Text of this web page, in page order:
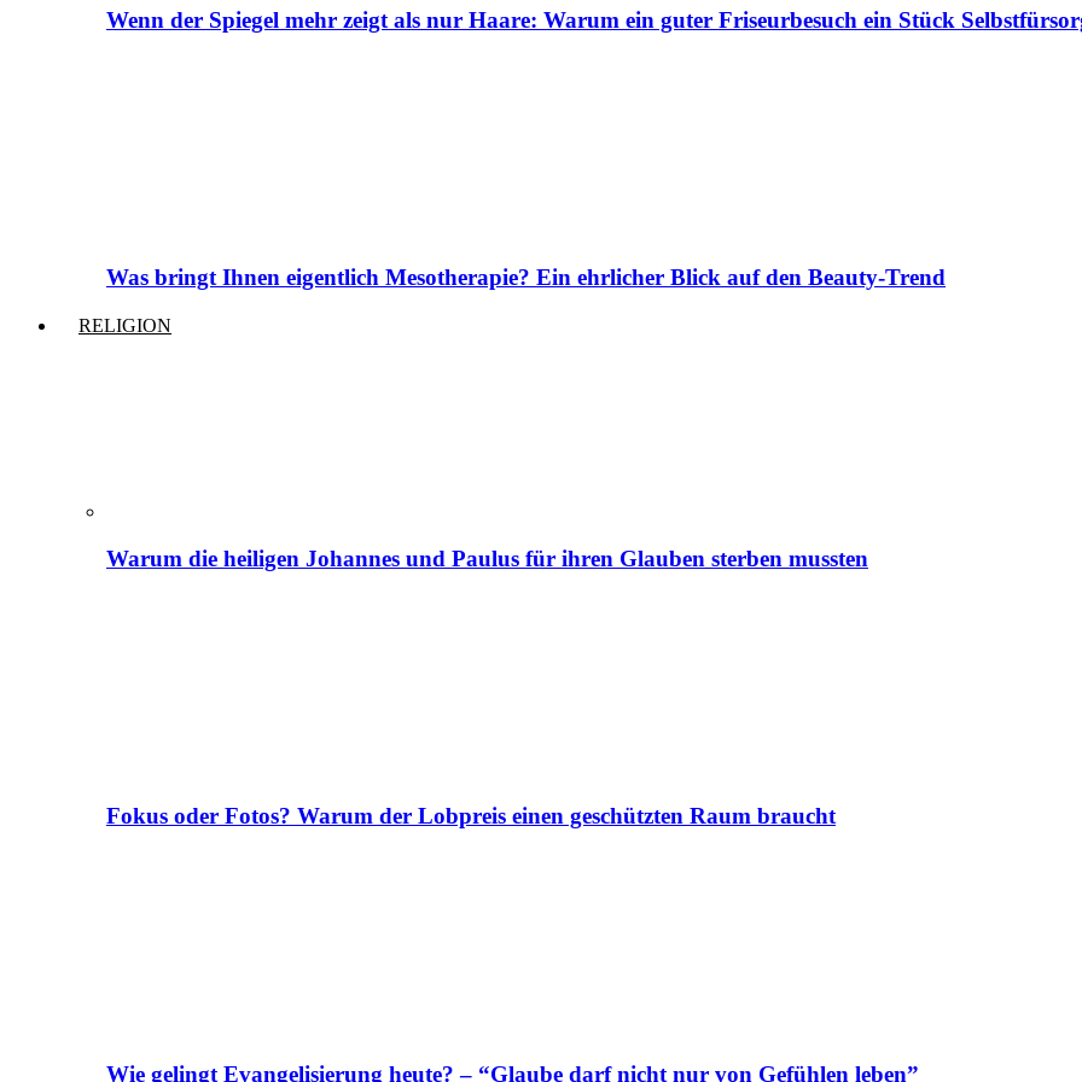
Wenn der Spiegel mehr zeigt als nur Haare: Warum ein guter Friseurbesuch ein Stück
Was bringt Ihnen eigentlich Mesotherapie? Ein ehrlicher Blick auf den Beauty-Trend
RELIGION
Warum die heiligen Johannes und Paulus für ihren Glauben sterben mussten
Fokus oder Fotos? Warum der Lobpreis einen geschützten Raum braucht
Wie gelingt Evangelisierung heute? – “Glaube darf nicht nur von Gefühlen leben”